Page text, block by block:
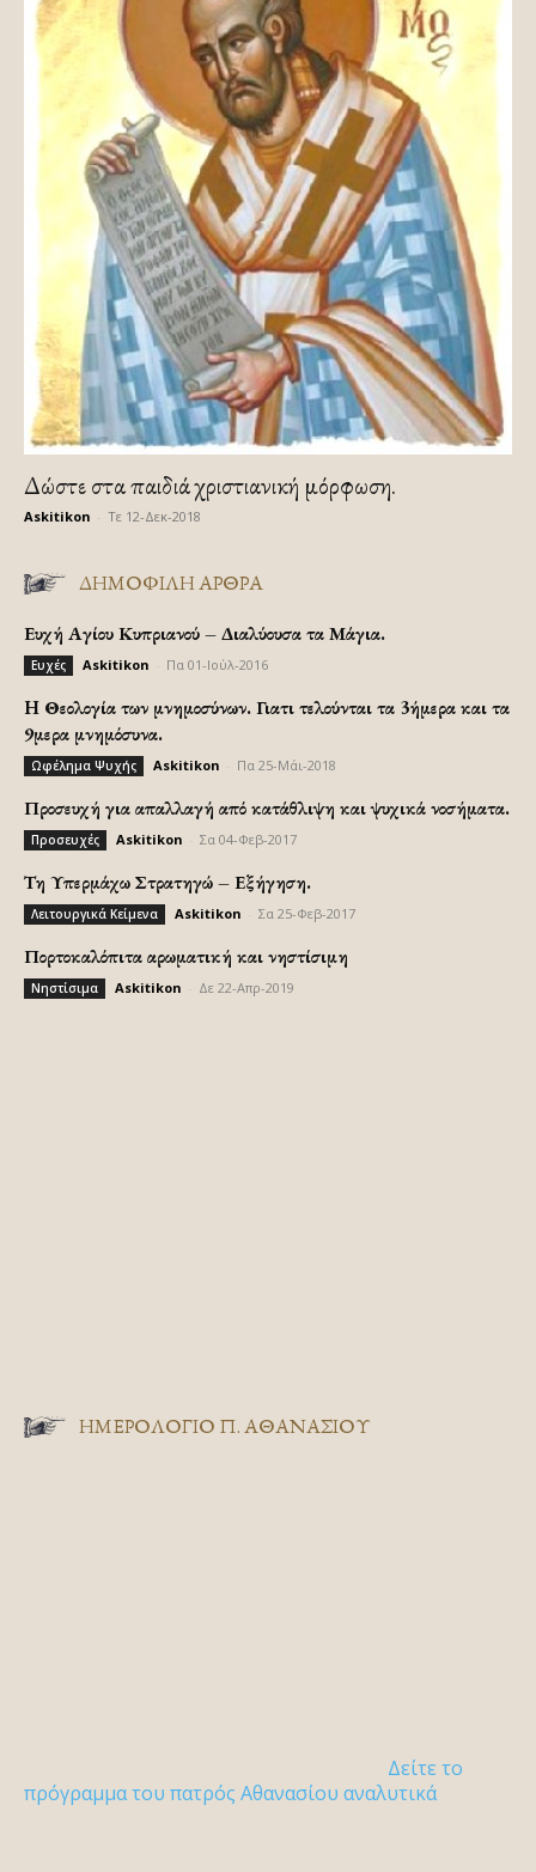
Δώστε στα παιδιά χριστιανική μόρφωση.
Askitikon Τε 12-Δεκ-2018
ΔΗΜΟΦΙΛΗ ΑΡΘΡΑ
Ευχή Αγίου Κυπριανού – Διαλύουσα τα Μάγια.
Ευχές Askitikon Πα 01-Ιούλ-2016
H Θεολογία των μνημοσύνων. Γιατι τελούνται τα 3ήμερα και τα
9μερα μνημόσυνα.
Ωφέλημα Ψυχής Askitikon Πα 25-Μάι-2018
Προσευχή για απαλλαγή από κατάθλιψη και ψυχικά νοσήματα.
Προσευχές Askitikon Σα 04-Φεβ-2017
Τη Υπερμάχω Στρατηγώ – Εξήγηση.
Λειτουργικά Κείμενα Askitikon Σα 25-Φεβ-2017
Πορτοκαλόπιτα αρωματική και νηστίσιμη
Νηστίσιμα Askitikon Δε 22-Απρ-2019
ΗΜΕΡΟΛΟΓΙΟ Π. ΑΘΑΝΑΣΙΟΥ
Δείτε το
πρόγραμμα του πατρός Αθανασίου αναλυτικά